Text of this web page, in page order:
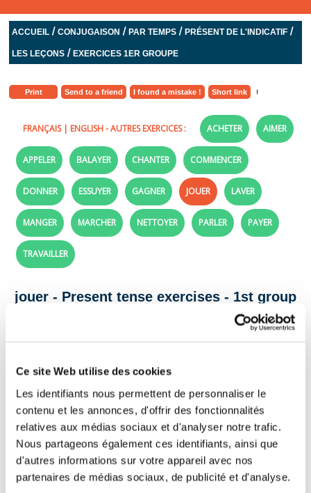
Ce site Web utilise des cookies
Les identifiants nous permettent de personnaliser le
contenu et les annonces, d'offrir des fonctionnalités
relatives aux médias sociaux et d'analyser notre trafic.
Nous partageons également ces identifiants, ainsi que
d'autres informations sur votre appareil avec nos
partenaires de médias sociaux, de publicité et d'analyse.
ACCUEIL /CONJUGAISON /PAR TEMPS /PRÉSENT DE L'INDICATIF /
LES LEÇONS /EXERCICES 1ER GROUPE
Print Send to a friend I found a mistake ! Short link
FRANÇAIS| ENGLISH- AUTRES EXERCICES : ACHETER AIMER
APPELER BALAYER CHANTER COMMENCER
DONNER ESSUYER GAGNER JOUER LAVER
MANGER MARCHER NETTOYER PARLER PAYER
TRAVAILLER
jouer - Present tense exercises - 1st group
of the verb jouer in the present tense.
Tip:pay attention to the present tense endings (-e, -es, -e, -ons, -
ez, -ent).
Le chat avec une balle de laine dans le salon.
Tu au football avec tes amis dans le parc.